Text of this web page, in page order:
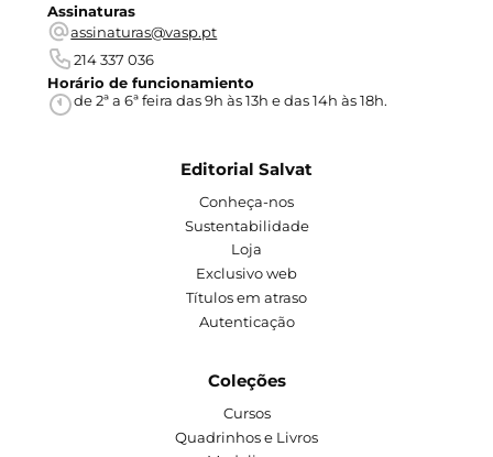
Assinaturas
assinaturas@vasp.pt
214 337 036
Horário de funcionamiento
de 2ª a 6ª feira das 9h às 13h e das 14h às 18h.
Editorial Salvat
Conheça-nos
Sustentabilidade
Loja
Exclusivo web
Títulos em atraso
Autenticação
Coleções
Cursos
Quadrinhos e Livros